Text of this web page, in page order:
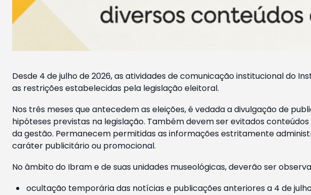
Desde 4 de julho de 2026, as atividades de comunicação institucional do
as restrições estabelecidas pela legislação eleitoral.
Nos três meses que antecedem as eleições, é vedada a divulgação de
hipóteses previstas na legislação. Também devem ser evitados
da gestão. Permanecem permitidas as informações estritamente
caráter publicitário ou promocional.
No âmbito do Ibram e de suas unidades museológicas, deverão ser
ocultação temporária das notícias e publicações anteriores a 4 de